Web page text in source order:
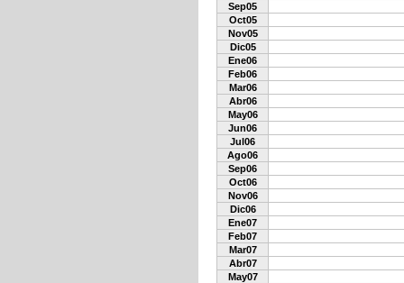
Sep05
Oct05
Nov05
Dic05
Ene06
Feb06
Mar06
Abr06
May06
Jun06
Jul06
Ago06
Sep06
Oct06
Nov06
Dic06
Ene07
Feb07
Mar07
Abr07
May07